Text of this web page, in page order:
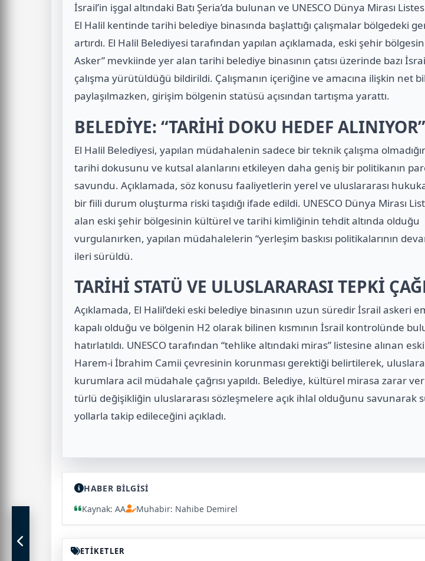
İsrail’in işgal altındaki Batı Şeria’da bulunan ve UNESCO Dünya Mirası
El Halil kentinde tarihi belediye binasında başlattığı çalışmalar bölgedeki
artırdı. El Halil Belediyesi tarafından yapılan açıklamada, eski şehir
Asker” mevkiinde yer alan tarihi belediye binasının çatısı üzerinde bazı
çalışma yürütüldüğü bildirildi. Çalışmanın içeriğine ve amacına ilişkin net
paylaşılmazken, girişim bölgenin statüsü açısından tartışma yarattı.
BELEDİYE: “TARİHİ DOKU HEDEF ALINIYOR”
El Halil Belediyesi, yapılan müdahalenin sadece bir teknik çalışma
tarihi dokusunu ve kutsal alanlarını etkileyen daha geniş bir politikanın
savundu. Açıklamada, söz konusu faaliyetlerin yerel ve uluslararası
bir fiili durum oluşturma riski taşıdığı ifade edildi. UNESCO Dünya Mirası
alan eski şehir bölgesinin kültürel ve tarihi kimliğinin tehdit altında olduğu
vurgulanırken, yapılan müdahalelerin “yerleşim baskısı politikalarının
ileri sürüldü.
TARİHİ STATÜ VE ULUSLARARASI TEPKİ
Açıklamada, El Halil’deki eski belediye binasının uzun süredir İsrail askeri
kapalı olduğu ve bölgenin H2 olarak bilinen kısmının İsrail kontrolünde
hatırlatıldı. UNESCO tarafından “tehlike altındaki miras” listesine alınan
Harem-i İbrahim Camii çevresinin korunması gerektiği belirtilerek,
kurumlara acil müdahale çağrısı yapıldı. Belediye, kültürel mirasa zarar
türlü değişikliğin uluslararası sözleşmelere açık ihlal olduğunu savunarak
yollarla takip edileceğini açıkladı.
HABER BİLGİSİ
Kaynak: AA
Muhabir: Nahibe Demirel
ETİKETLER